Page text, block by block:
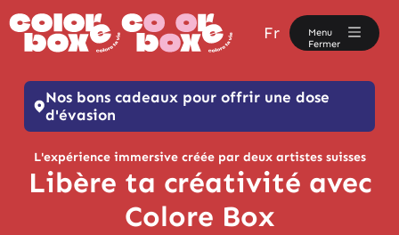
Fr
Menu
Fermer
Nos bons cadeaux pour offrir une dose
d'évasion
L'expérience immersive créée par deux artistes suisses
Libère ta créativité avec
Colore Box